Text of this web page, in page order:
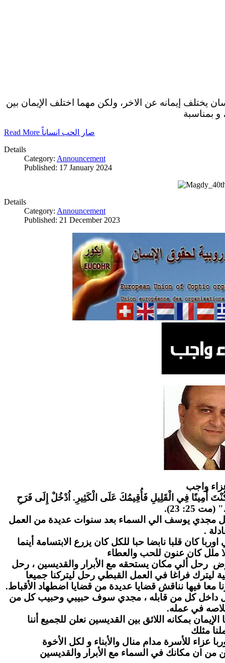
يختلف إيمانه عن الاخر، ولكن مهما اختلف الإيمان بين
و بمناسبة
Read More صار الحب انساناً
Details
Category: Announcement
Published: 17 January 2024
Details
Category: Announcement
Published: 21 December 2023
واجب
أَمِينًا فِي الْقَلِيلِ فَأُقِيمُكَ عَلَى الْكَثِيرِ. اُدْخُلْ إِلَى فَرَحِ
25: 23).
مجدي يوسف الي السماء بعد سنوات عديدة من العمل
.
كان قلبا نابضا حبا للكل كان يزرع الابتسامة أينما
ملل كان عنون للحب والعطاء
رحل ألي مكان يستحقه مع الأبرار والقديسين ، رحل
ليترك فراغا في العمل القبطي رحل ليتركنا جميعا
فيها نناقش قضايا عديدة من قضايا اضطهاد الأقباط.
داخل كل من قابله ، مجدي سوف حبيبي وحبيب كل من
في عمله.
بمكانه اللائق بين القديسين نعلن للجميع أننا
مثلك
عزاء للأسرة مدام منال والأبناء و لكل الأخوة
من ان مكانك في السماء مع الأبرار والقديسين